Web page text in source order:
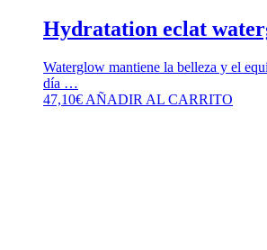
Hydratation eclat
Waterglow mantiene la belleza y el
día …
47,10€ AÑADIR AL CARRITO